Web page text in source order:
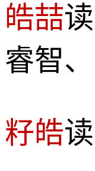
皓喆
睿智
籽皓